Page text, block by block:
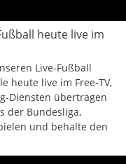
heute live im
Live-Fußball
heute live im Free-TV,
Diensten übertragen
der Bundesliga,
und behalte den